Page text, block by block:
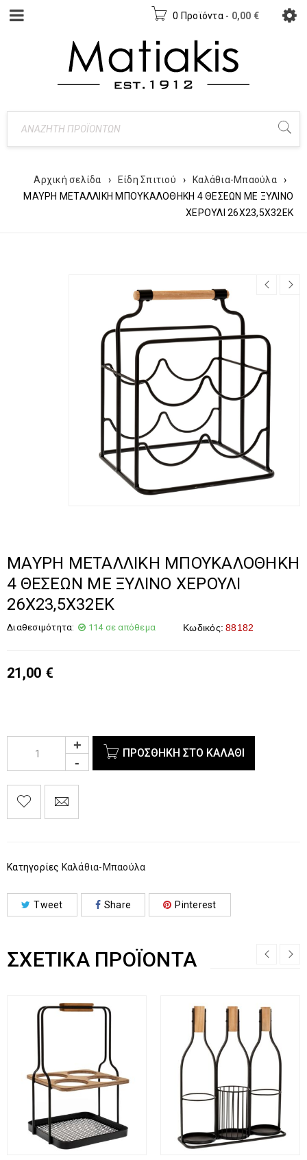
0 Προϊόντα - 0,00 €
Αρχική σελίδα › Είδη Σπιτιού › Καλάθια-Μπαούλα
›
ΜΑΥΡΗ ΜΕΤΑΛΛΙΚΗ ΜΠΟΥΚΑΛΟΘΗΚΗ 4 ΘΕΣΕΩΝ ΜΕ ΞΥΛΙΝΟ
ΧΕΡΟΥΛΙ 26Χ23,5Χ32ΕΚ
ΜΑΥΡΗ ΜΕΤΑΛΛΙΚΗ ΜΠΟΥΚΑΛΟΘΗΚΗ
4 ΘΕΣΕΩΝ ΜΕ ΞΥΛΙΝΟ ΧΕΡΟΥΛΙ
26Χ23,5Χ32ΕΚ
Διαθεσιμότητα: 114 σε απόθεμα Κωδικός: 88182
21,00 €
ΠΡΟΣΘΉΚΗ ΣΤΟ ΚΑΛΆΘΙ
Κατηγορίες Καλάθια-Μπαούλα
Tweet Share Pinterest
ΣΧΕΤΙΚΆ ΠΡΟΪΌΝΤΑ